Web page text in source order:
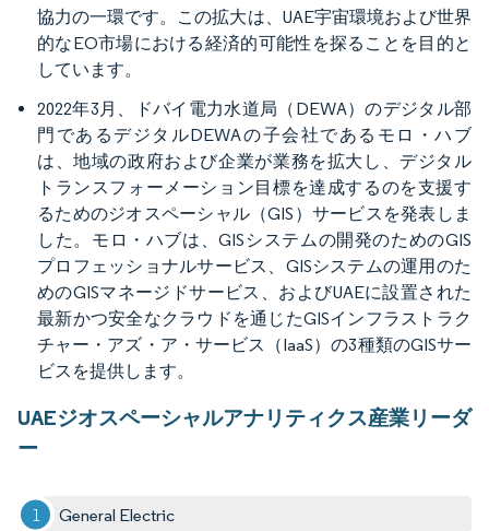
協力の一環です。この拡大は、UAE宇宙環境および世界
的なEO市場における経済的可能性を探ることを目的と
しています。
2022年3月、ドバイ電力水道局（DEWA）のデジタル部
門であるデジタルDEWAの子会社であるモロ・ハブ
は、地域の政府および企業が業務を拡大し、デジタル
トランスフォーメーション目標を達成するのを支援す
るためのジオスペーシャル（GIS）サービスを発表しま
した。モロ・ハブは、GISシステムの開発のためのGIS
プロフェッショナルサービス、GISシステムの運用のた
めのGISマネージドサービス、およびUAEに設置された
最新かつ安全なクラウドを通じたGISインフラストラク
チャー・アズ・ア・サービス（IaaS）の3種類のGISサー
ビスを提供します。
UAEジオスペーシャルアナリティクス産業リーダ
ー
General Electric